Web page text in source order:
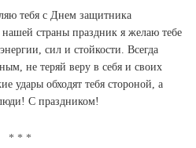
тебя с Днем защитника
страны праздник я желаю тебе
сил и стойкости. Всегда
не теряй веру в себя и своих
удары обходят тебя стороной, а
С праздником!